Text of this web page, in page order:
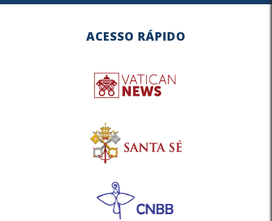
ACESSO RÁPIDO